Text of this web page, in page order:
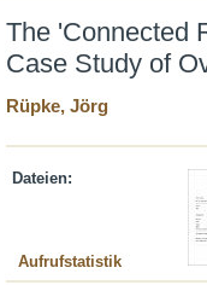
The 'Connected
Case Study of
Rüpke, Jörg
Dateien:
Aufrufstatistik